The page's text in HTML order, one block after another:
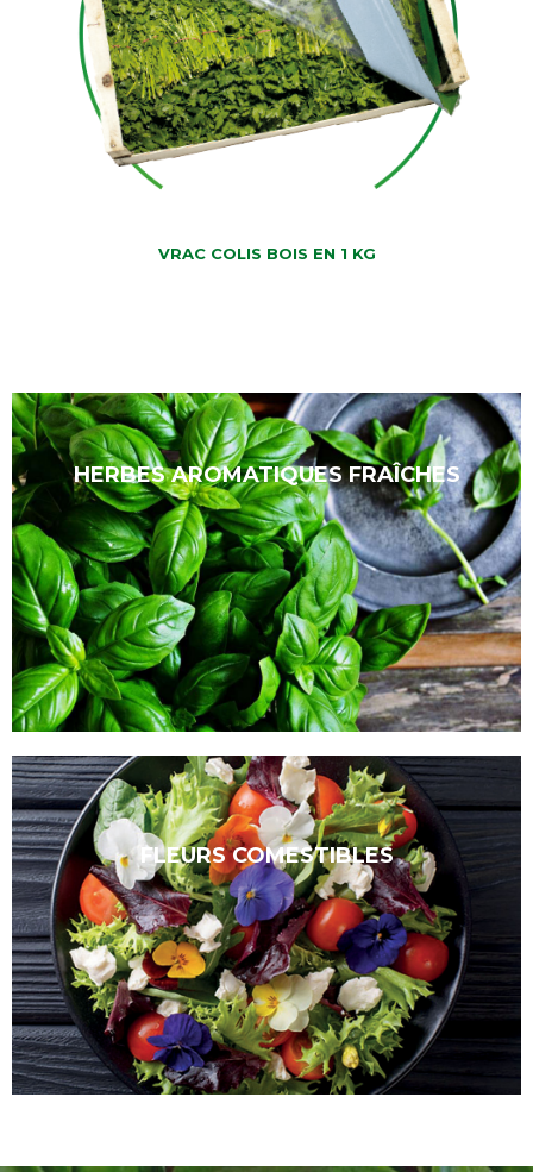
VRAC COLIS BOIS EN 1 KG
HERBES AROMATIQUES FRAÎCHES
FLEURS COMESTIBLES